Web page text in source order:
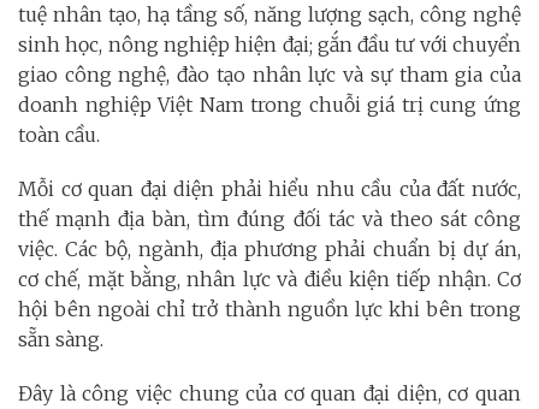
tuệ nhân tạo, hạ tầng số, năng lượng sạch, công nghệ
sinh học, nông nghiệp hiện đại; gắn đầu tư với chuyển
giao công nghệ, đào tạo nhân lực và sự tham gia của
doanh nghiệp Việt Nam trong chuỗi giá trị cung ứng
toàn cầu.
Mỗi cơ quan đại diện phải hiểu nhu cầu của đất nước,
thế mạnh địa bàn, tìm đúng đối tác và theo sát công
việc. Các bộ, ngành, địa phương phải chuẩn bị dự án,
cơ chế, mặt bằng, nhân lực và điều kiện tiếp nhận. Cơ
hội bên ngoài chỉ trở thành nguồn lực khi bên trong
sẵn sàng.
Đây là công việc chung của cơ quan đại diện, cơ quan